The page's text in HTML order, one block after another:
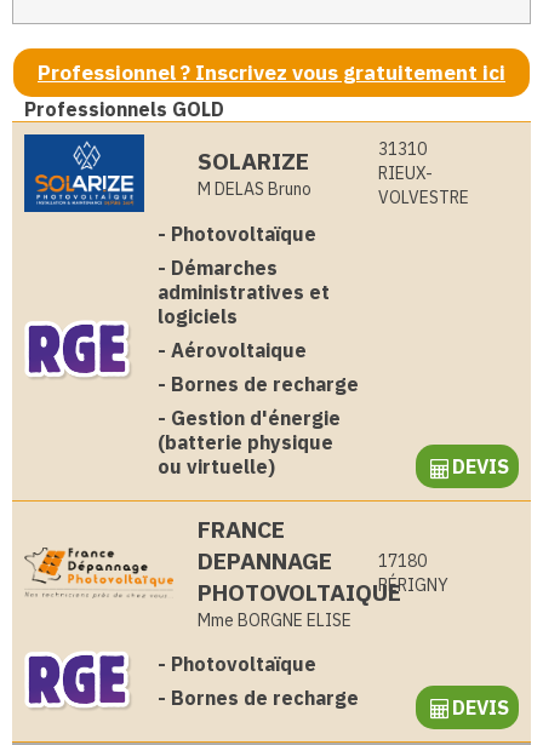
Professionnel ? Inscrivez vous gratuitement ici
Professionnels GOLD
SOLARIZE
M DELAS Bruno
31310
RIEUX-
VOLVESTRE
- Photovoltaïque
- Démarches
administratives et
logiciels
- Aérovoltaique
- Bornes de recharge
- Gestion d'énergie
(batterie physique
ou virtuelle)
DEVIS
FRANCE
DEPANNAGE
PHOTOVOLTAIQUE
Mme BORGNE ELISE
17180
PÉRIGNY
- Photovoltaïque
- Bornes de recharge DEVIS